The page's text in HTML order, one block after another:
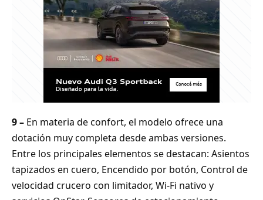
9 – En materia de confort, el modelo ofrece una
dotación muy completa desde ambas versiones.
Entre los principales elementos se destacan: Asientos
tapizados en cuero, Encendido por botón, Control de
velocidad crucero con limitador, Wi-Fi nativo y